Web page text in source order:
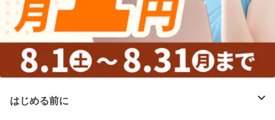
はじめる前に